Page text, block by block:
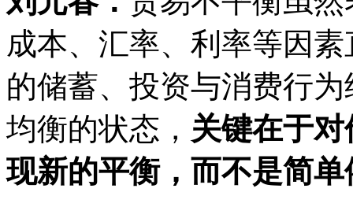
成本、汇率、利率等因
的储蓄、投资与消费行
均衡的状态， 关键在于
现新的平衡，而不是简